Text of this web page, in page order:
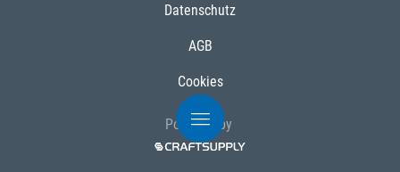
Datenschutz
AGB
Cookies
Powered by